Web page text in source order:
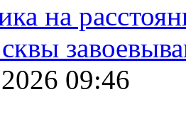
на
09:46